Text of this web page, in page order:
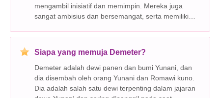
mengambil inisiatif dan memimpin. Mereka juga
sangat ambisius dan bersemangat, serta memiliki
beberapa perbedaan utama antara kedua tanda ini
Siapa yang memuja Demeter?
Demeter adalah dewi panen dan bumi Yunani, dan
dia disembah oleh orang Yunani dan Romawi kuno.
Dia adalah salah satu dewi terpenting dalam jajaran